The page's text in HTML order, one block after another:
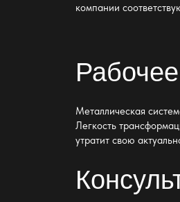
компании
Металлическая
Легкость
утратит свою